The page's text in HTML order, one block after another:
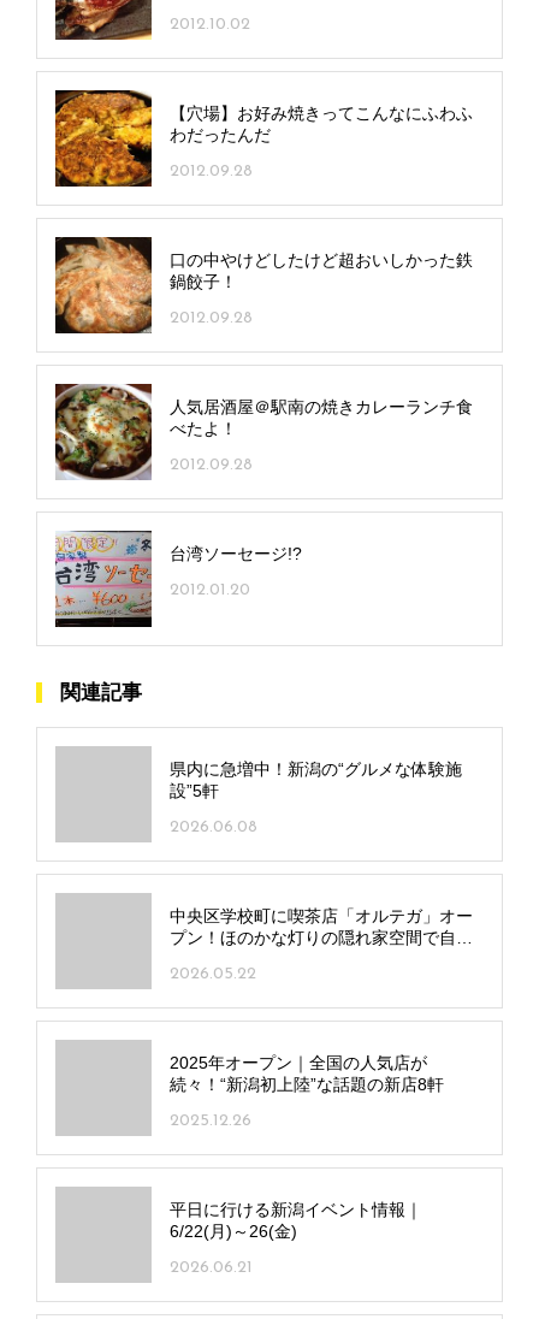
2012.10.02
【穴場】お好み焼きってこんなにふわふ
わだったんだ
2012.09.28
口の中やけどしたけど超おいしかった鉄
鍋餃子！
2012.09.28
人気居酒屋＠駅南の焼きカレーランチ食
べたよ！
2012.09.28
台湾ソーセージ!?
2012.01.20
関連記事
県内に急増中！新潟の“グルメな体験施
設”5軒
2026.06.08
中央区学校町に喫茶店「オルテガ」オー
プン！ほのかな灯りの隠れ家空間で自慢
2026.05.22
2025年オープン｜全国の人気店が
続々！“新潟初上陸”な話題の新店8軒
2025.12.26
平日に行ける新潟イベント情報｜
6/22(月)～26(金)
2026.06.21